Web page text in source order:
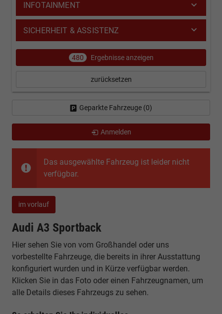
Das ausgewählte Fahrzeug ist leider nicht
verfügbar.
im vorlauf
Audi A3 Sportback
Hier sehen Sie von vom Großhandel oder uns
vorbestellte Fahrzeuge, die bereits in ihrer Ausstattung
konfiguriert wurden und in Kürze verfügbar werden.
Klicken Sie in das Foto oder einen Fahrzeugnamen, um
alle Details dieses Fahrzeugs zu sehen.
INFOTAINMENT
SICHERHEIT & ASSISTENZ
480 Ergebnisse anzeigen
zurücksetzen
Geparkte Fahrzeuge (0)
Anmelden